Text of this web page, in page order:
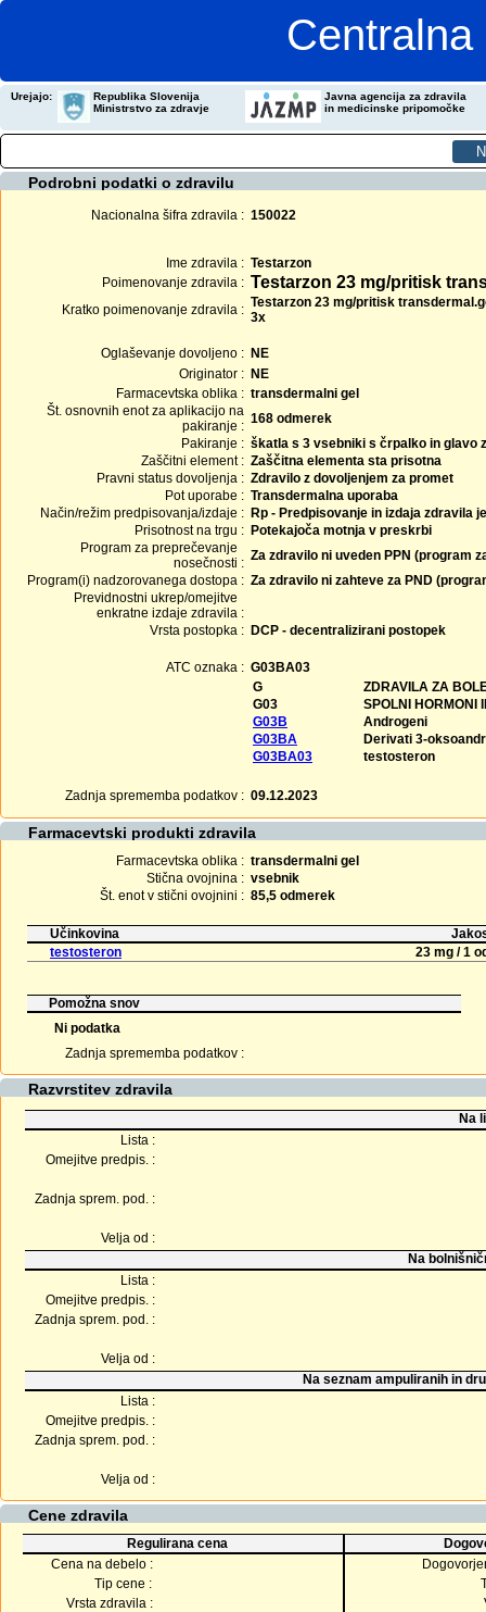
Urejajo:
Republika Slovenija
Ministrstvo za zdravje
Javna agencija za zdravila
in medicinske pripomočke
Podrobni podatki o zdravilu
Nacionalna šifra zdravila : 150022
Ime zdravila : Testarzon
Poimenovanje zdravila : Testarzon 23 mg/pritisk
Kratko poimenovanje zdravila : Testarzon 23 mg/pritisk
3x
Oglaševanje dovoljeno : NE
Originator : NE
Farmacevtska oblika : transdermalni gel
Št. osnovnih enot za aplikacijo na
pakiranje : 168 odmerek
Pakiranje : škatla s 3 vsebniki s črpalko in glavo
Zaščitni element : Zaščitna elementa sta prisotna
Pravni status dovoljenja : Zdravilo z dovoljenjem za promet
Pot uporabe : Transdermalna uporaba
Način/režim predpisovanja/izdaje : Rp - Predpisovanje in izdaja zdravila
Prisotnost na trgu : Potekajoča motnja v preskrbi
Program za preprečevanje
nosečnosti : Za zdravilo ni uveden PPN (program
Program(i) nadzorovanega dostopa : Za zdravilo ni zahteve za PND
Previdnostni ukrep/omejitve
enkratne izdaje zdravila :
Vrsta postopka : DCP - decentralizirani postopek
ATC oznaka : G03BA03
G
ZDRAVILA ZA
G03
SPOLNI HORMONI
G03B
Androgeni
G03BA
Derivati 3-
G03BA03
testosteron
Zadnja sprememba podatkov : 09.12.2023
Farmacevtski produkti zdravila
Farmacevtska oblika : transdermalni gel
Stična ovojnina : vsebnik
Št. enot v stični ovojnini : 85,5 odmerek
Učinkovina
testosteron
23 mg / 1
Pomožna snov
Ni podatka
Zadnja sprememba podatkov :
Razvrstitev zdravila
Na
Lista :
Omejitve predpis. :
Zadnja sprem. pod. :
Velja od :
Na
Lista :
Omejitve predpis. :
Zadnja sprem. pod. :
Velja od :
Na seznam ampuliranih in
Lista :
Omejitve predpis. :
Zadnja sprem. pod. :
Velja od :
Cene zdravila
Regulirana cena
Cena na debelo :
Tip cene :
Vrsta zdravila :